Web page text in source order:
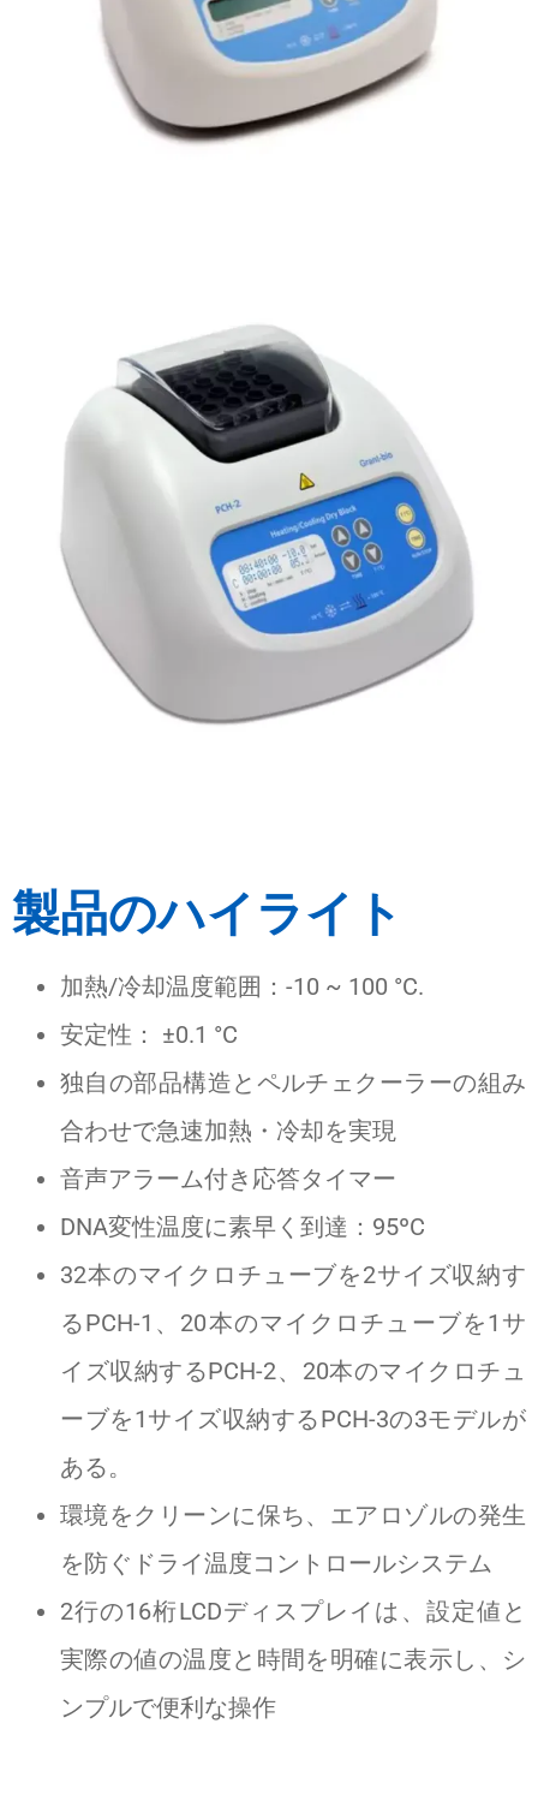
製品のハイライト
加熱/冷却温度範囲：-10 ~ 100 °C.
安定性： ±0.1 °C
独自の部品構造とペルチェクーラーの組み
合わせで急速加熱・冷却を実現
音声アラーム付き応答タイマー
DNA変性温度に素早く到達：95ºC
32本のマイクロチューブを2サイズ収納す
るPCH-1、20本のマイクロチューブを1サ
イズ収納するPCH-2、20本のマイクロチュ
ーブを1サイズ収納するPCH-3の3モデルが
ある。
環境をクリーンに保ち、エアロゾルの発生
を防ぐドライ温度コントロールシステム
2行の16桁LCDディスプレイは、設定値と
実際の値の温度と時間を明確に表示し、シ
ンプルで便利な操作